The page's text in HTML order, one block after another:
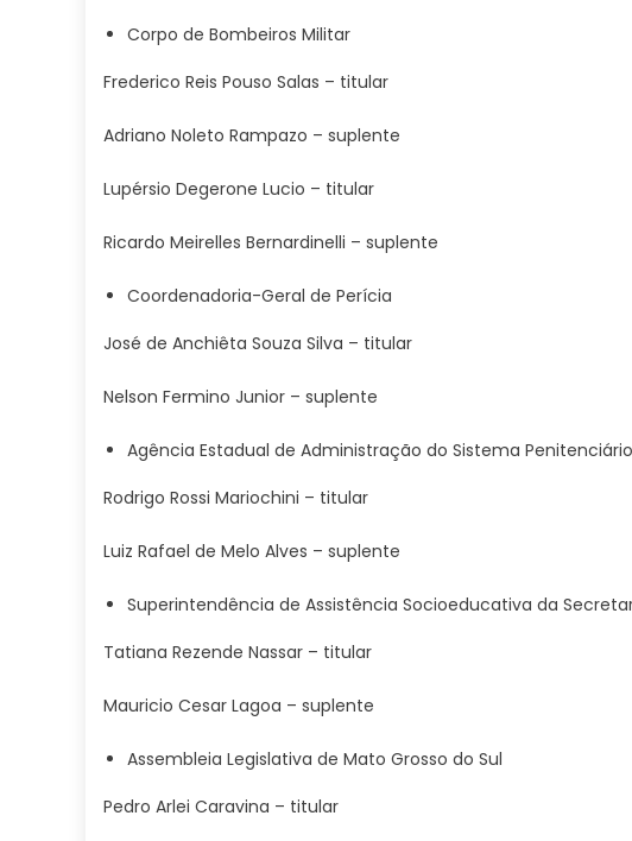
Corpo de Bombeiros Militar
Frederico Reis Pouso Salas – titular
Adriano Noleto Rampazo – suplente
Lupérsio Degerone Lucio – titular
Ricardo Meirelles Bernardinelli – suplente
Coordenadoria-Geral de Perícia
José de Anchiêta Souza Silva – titular
Nelson Fermino Junior – suplente
Agência Estadual de Administração do Sistema Penitenciário
Rodrigo Rossi Mariochini – titular
Luiz Rafael de Melo Alves – suplente
Superintendência de Assistência Socioeducativa da
Tatiana Rezende Nassar – titular
Mauricio Cesar Lagoa – suplente
Assembleia Legislativa de Mato Grosso do Sul
Pedro Arlei Caravina – titular